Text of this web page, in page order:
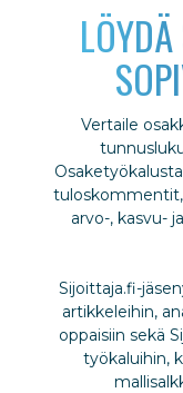
Vertaile
tuloskommentit,
arvo-, kasvu-
Sijoittaja.fi-
artikkeleihin,
oppaisiin sekä
työkaluihin,